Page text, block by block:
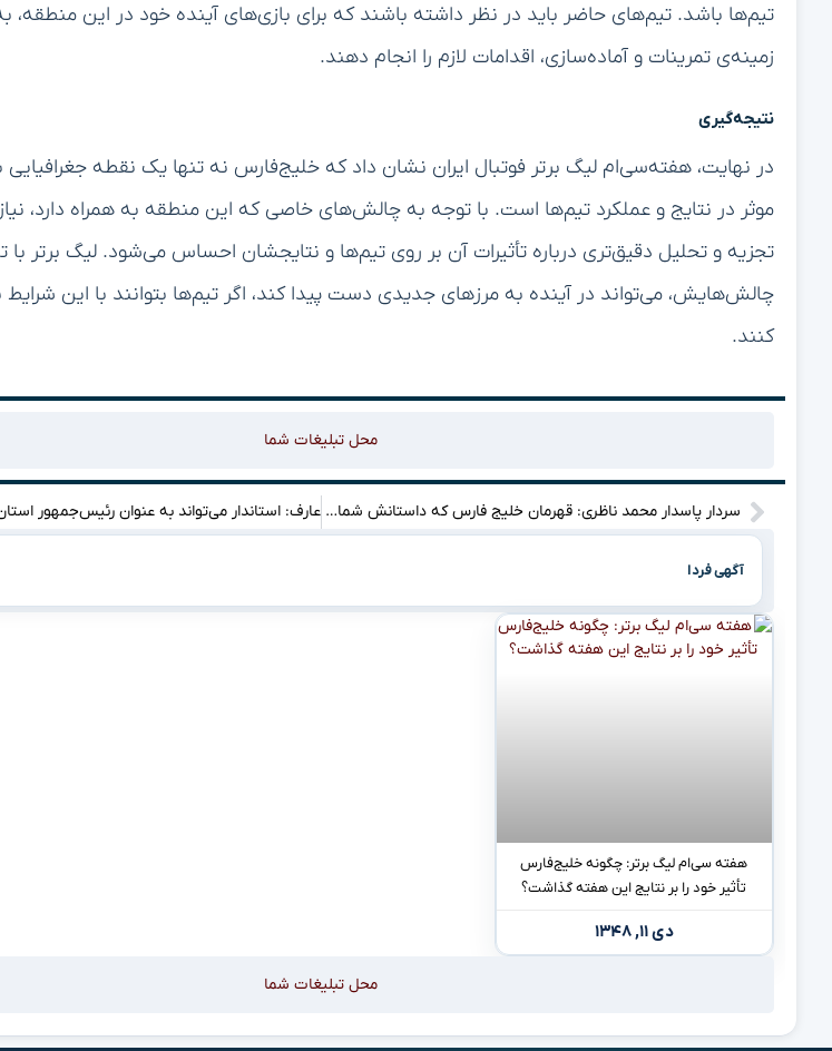
تیم‌ها باشد. تیم‌های حاضر باید در نظر داشته باشند که برای بازی‌های آینده خود در این منطقه،
زمینه‌ی تمرینات و آماده‌سازی، اقدامات لازم را انجام دهند.
نتیجه‌گیری
در نهایت، هفته‌سی‌ام لیگ برتر فوتبال ایران نشان داد که خلیج‌فارس نه تنها یک نقطه
موثر در نتایج و عملکرد تیم‌ها است. با توجه به چالش‌های خاصی که این منطقه به همراه دارد،
تجزیه و تحلیل دقیق‌تری درباره تأثیرات آن بر روی تیم‌ها و نتایجشان احساس می‌شود. لیگ برتر با
چالش‌هایش، می‌تواند در آینده به مرزهای جدیدی دست پیدا کند، اگر تیم‌ها بتوانند با این شرایط
کنند.
محل تبلیغات شما
سردار پاسدار محمد ناظری: قهرمان خلیج فارس که داستانش شما را شگفت‌زده می‌کند + عکس
آگهی فردا
هفته سی‌ام لیگ برتر: چگونه خلیج‌فارس
تأثیر خود را بر نتایج این هفته گذاشت؟
دی ۱۱, ۱۳۴۸
محل تبلیغات شما